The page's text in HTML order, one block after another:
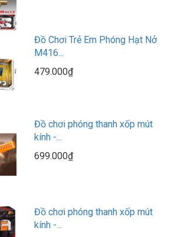
Đồ Chơi Trẻ Em Phóng Hạt Nở
M416...
479.000₫
Đồ chơi phóng thanh xốp mút
kính -...
699.000₫
Đồ chơi phóng thanh xốp mút
kính -...